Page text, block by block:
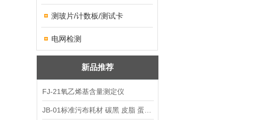
测玻片/计数板/测试卡
电网检测
新品推荐
FJ-21氧乙烯基含量测定仪